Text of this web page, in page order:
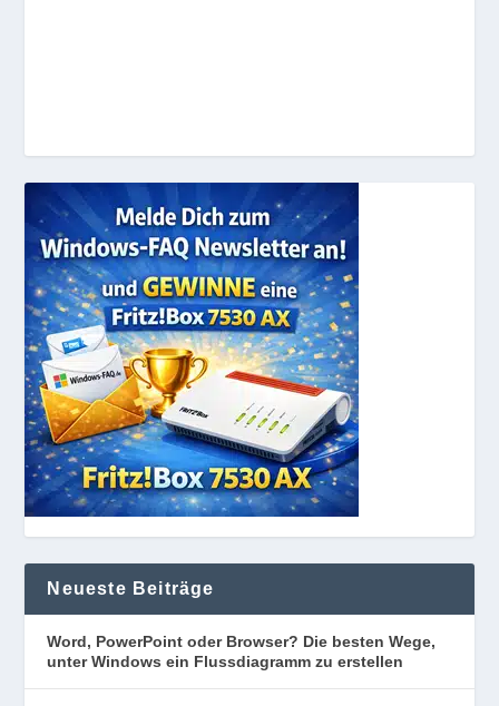
Neueste Beiträge
Word, PowerPoint oder Browser? Die besten Wege,
unter Windows ein Flussdiagramm zu erstellen